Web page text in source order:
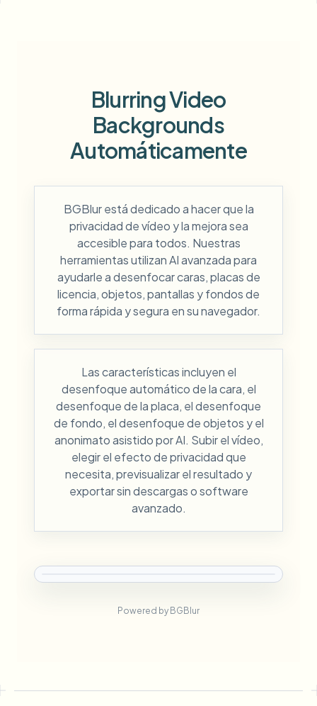
Blurring Video
Backgrounds
Automáticamente
BGBlur está dedicado a hacer que la
privacidad de vídeo y la mejora sea
accesible para todos. Nuestras
herramientas utilizan AI avanzada para
ayudarle a desenfocar caras, placas de
licencia, objetos, pantallas y fondos de
forma rápida y segura en su navegador.
Las características incluyen el
desenfoque automático de la cara, el
desenfoque de la placa, el desenfoque
de fondo, el desenfoque de objetos y el
anonimato asistido por AI. Subir el vídeo,
elegir el efecto de privacidad que
necesita, previsualizar el resultado y
exportar sin descargas o software
avanzado.
Powered by BGBlur